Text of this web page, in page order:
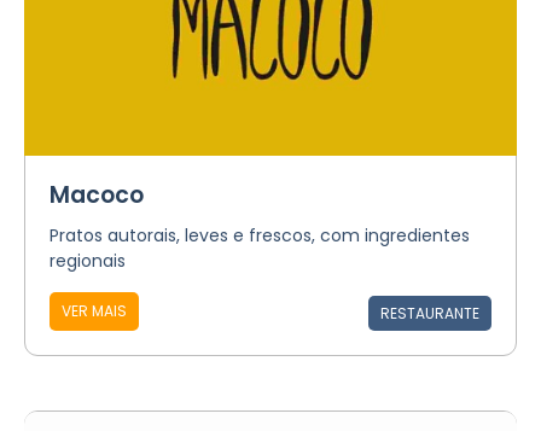
Macoco
Pratos autorais, leves e frescos, com ingredientes
regionais
VER MAIS RESTAURANTE